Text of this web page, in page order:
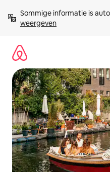
direct
naar
Sommige informatie is
weergeven